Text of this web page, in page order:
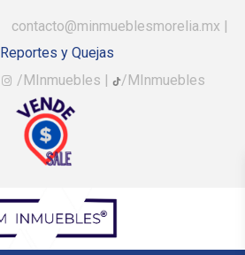
contacto@minmueblesmorelia.mx |
Reportes y Quejas
/MInmuebles | /MInmuebles